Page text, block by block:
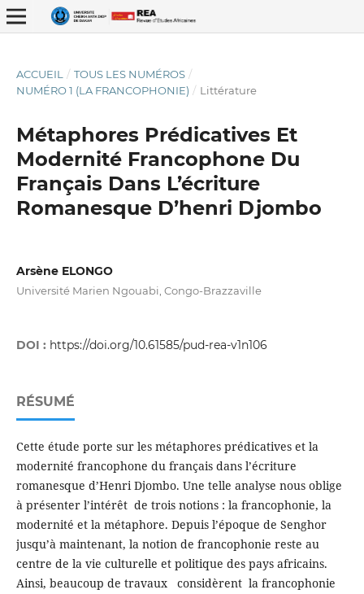
ISSN : 2337-2621
ACCUEIL / TOUS LES NUMÉROS /
NUMÉRO 1 (LA FRANCOPHONIE) / Littérature
Métaphores Prédicatives Et
Modernité Francophone Du
Français Dans L’écriture
Romanesque D’henri Djombo
Arsène ELONGO
Université Marien Ngouabi, Congo-Brazzaville
DOI : https://doi.org/10.61585/pud-rea-v1n106
RÉSUMÉ
Cette étude porte sur les métaphores prédicatives et la
modernité francophone du français dans l’écriture
romanesque d’Henri Djombo. Une telle analyse nous oblige
à présenter l’intérêt de trois notions : la francophonie, la
modernité et la métaphore. Depuis l’époque de Senghor
jusqu’à maintenant, la notion de francophonie reste au
centre de la vie culturelle et politique des pays africains.
Ainsi, beaucoup de travaux considèrent la francophonie